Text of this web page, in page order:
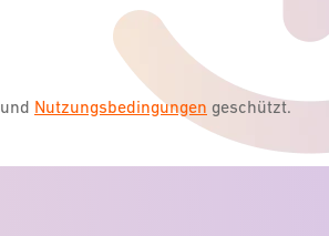
und Nutzungsbedingungen geschützt.